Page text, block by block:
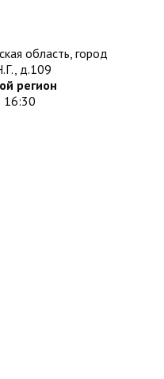
область, город
д.109
регион
16:30